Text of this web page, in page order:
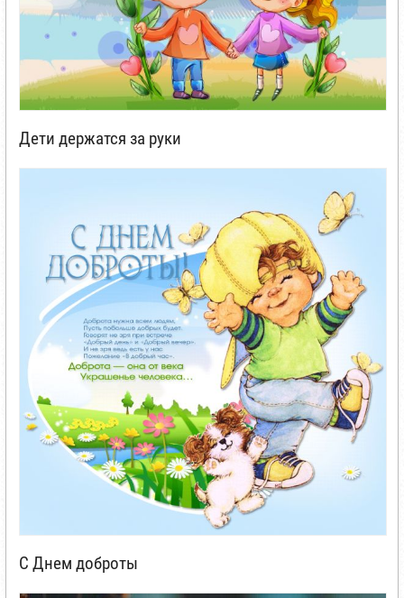
Дети держатся за руки
С Днем доброты